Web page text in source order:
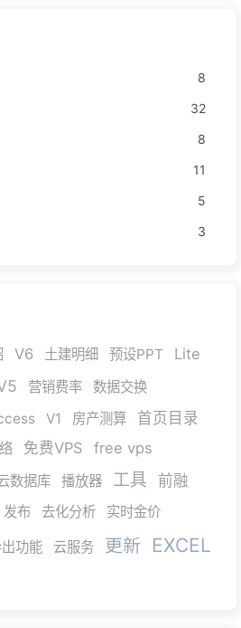
8
32
8
11
5
3
V6 土建明细 预设PPT Lite
营销费率
数据交换
V1 房产测算 首页目录
免费VPS free vps
数据库 播放器 工具
前融
发布 去化分析 实时金价
功能 云服务 更新 EXCEL